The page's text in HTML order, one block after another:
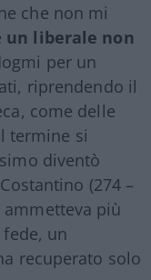
che non mi
un liberale non
per un
riprendendo il
come delle
termine si
diventò
(274 –
più
un
recuperato solo